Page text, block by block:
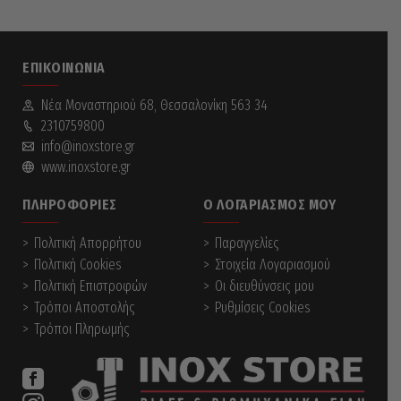
ΕΠΙΚΟΙΝΩΝΊΑ
Νέα Mοναστηριού 68, Θεσσαλονίκη 563 34
2310759800
info@inoxstore.gr
www.inoxstore.gr
ΠΛΗΡΟΦΟΡΊΕΣ
Πολιτική Απορρήτου
Πολιτική Cookies
Πολιτική Επιστροφών
Τρόποι Αποστολής
Τρόποι Πληρωμής
Ο ΛΟΓΑΡΙΑΣΜΌΣ ΜΟΥ
Παραγγελίες
Στοιχεία Λογαριασμού
Οι διευθύνσεις μου
Ρυθμίσεις Cookies